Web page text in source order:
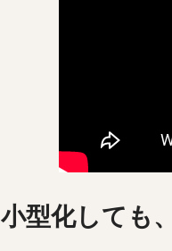
小型化しても